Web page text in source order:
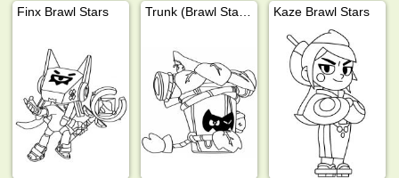
Finx Brawl Stars Kaze Brawl Stars